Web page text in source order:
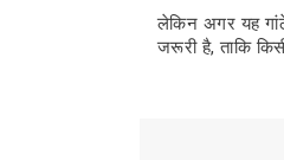
लेकिन अगर यह
जरूरी है, ताकि